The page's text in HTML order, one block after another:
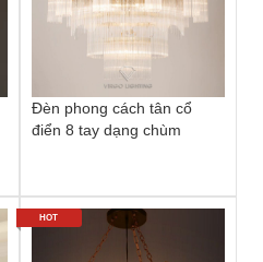
Đèn phong cách tân cổ
điển 8 tay dạng chùm
HOT